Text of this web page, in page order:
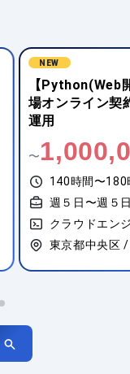
NEW
【Python(Web
場オンライン契
運用
〜
140時間〜180
週５日〜週５
クラウドエン
東京都中央区